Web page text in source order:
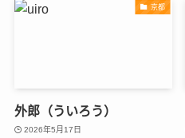
京都
外郎（ういろう）
2026年5月17日